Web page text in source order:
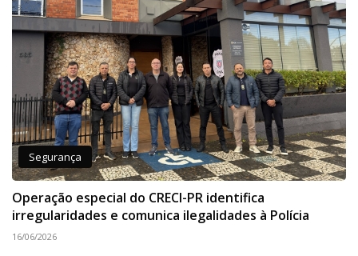
Segurança
Operação especial do CRECI-PR identifica
irregularidades e comunica ilegalidades à Polícia
16/06/2026